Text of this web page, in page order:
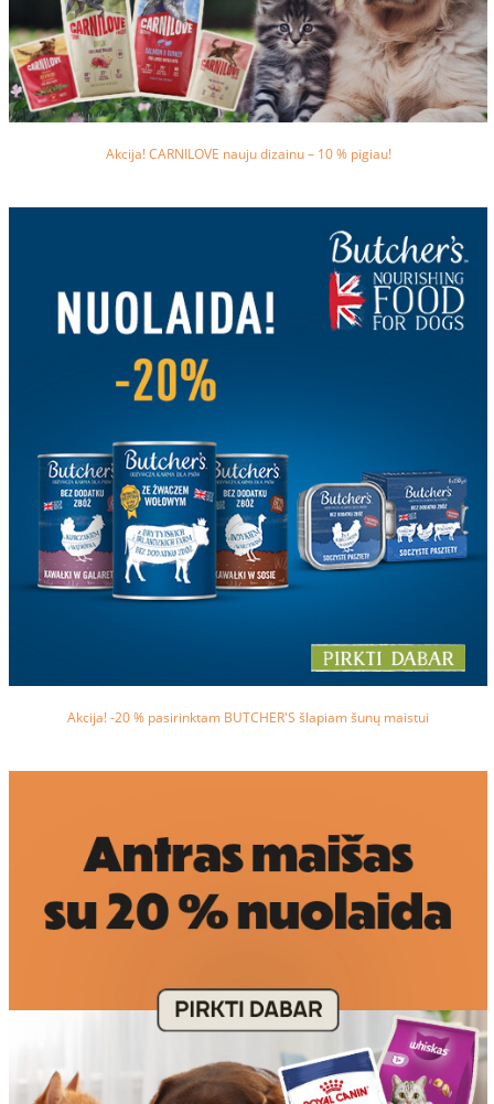
Akcija! CARNILOVE nauju dizainu – 10 % pigiau!
Akcija! -20 % pasirinktam BUTCHER'S šlapiam šunų maistui